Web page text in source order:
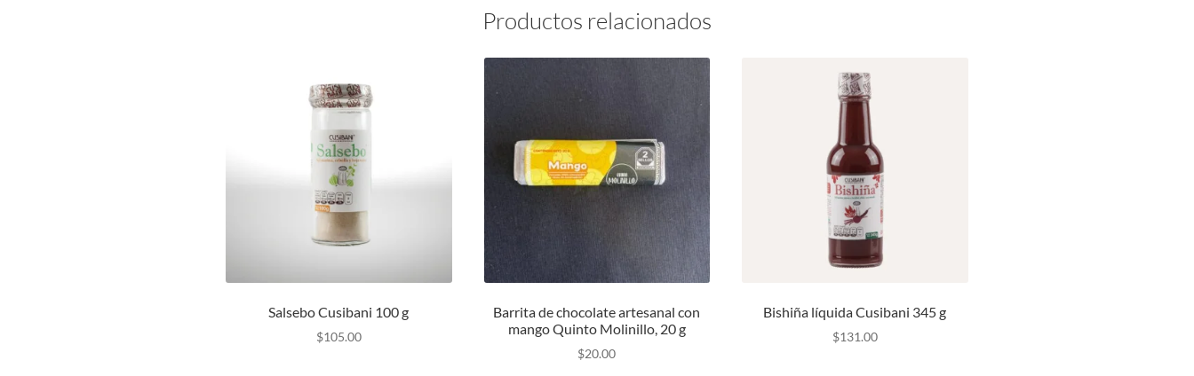
Productos relacionados
Salsebo Cusibani 100 g
$105.00
Barrita de chocolate artesanal con
mango Quinto Molinillo, 20 g
$20.00
Bishiña líquida Cusibani 345 g
$131.00